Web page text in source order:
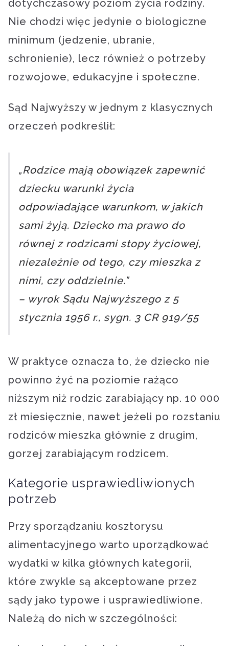
dotychczasowy poziom życia rodziny.
Nie chodzi więc jedynie o biologiczne
minimum (jedzenie, ubranie,
schronienie), lecz również o potrzeby
rozwojowe, edukacyjne i społeczne.
Sąd Najwyższy w jednym z klasycznych
orzeczeń podkreślił:
„Rodzice mają obowiązek zapewnić
dziecku warunki życia
odpowiadające warunkom, w jakich
sami żyją. Dziecko ma prawo do
równej z rodzicami stopy życiowej,
niezależnie od tego, czy mieszka z
nimi, czy oddzielnie.”
– wyrok Sądu Najwyższego z 5
stycznia 1956 r., sygn. 3 CR 919/55
W praktyce oznacza to, że dziecko nie
powinno żyć na poziomie rażąco
niższym niż rodzic zarabiający np. 10 000
zł miesięcznie, nawet jeżeli po rozstaniu
rodziców mieszka głównie z drugim,
gorzej zarabiającym rodzicem.
Kategorie usprawiedliwionych
potrzeb
Przy sporządzaniu kosztorysu
alimentacyjnego warto uporządkować
wydatki w kilka głównych kategorii,
które zwykle są akceptowane przez
sądy jako typowe i usprawiedliwione.
Należą do nich w szczególności: